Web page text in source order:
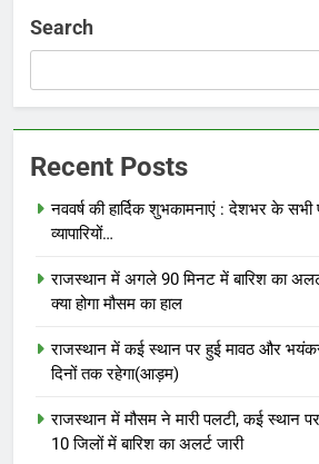
Search
Recent Posts
नववर्ष की हार्दिक शुभकामनाएं : देशभर के सभी
व्यापारियों…
राजस्थान में अगले 90 मिनट में बारिश का
क्या होगा मौसम का हाल
राजस्थान में कई स्थान पर हुई मावठ और
दिनों तक रहेगा(आड़म)
राजस्थान में मौसम ने मारी पलटी, कई स्थान
10 जिलों में बारिश का अलर्ट जारी